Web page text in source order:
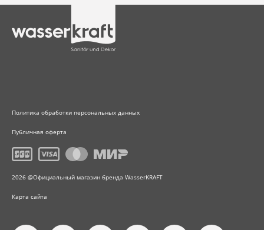
Политика обработки персональных данных
Публичная оферта
2026 @Официальный магазин бренда WasserKRAFT
Карта сайта